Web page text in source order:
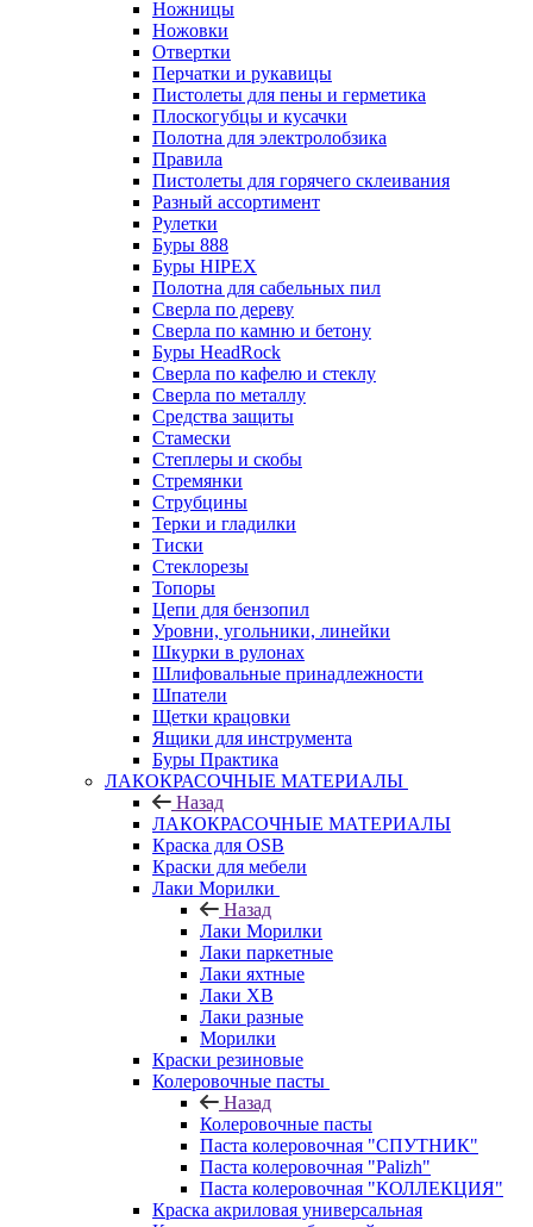
Ножницы
Ножовки
Отвертки
Перчатки и рукавицы
Пистолеты для пены и герметика
Плоскогубцы и кусачки
Полотна для электролобзика
Правила
Пистолеты для горячего склеивания
Разный ассортимент
Рулетки
Буры 888
Буры HIPEX
Полотна для сабельных пил
Сверла по дереву
Сверла по камню и бетону
Буры HeadRock
Сверла по кафелю и стеклу
Сверла по металлу
Средства защиты
Стамески
Степлеры и скобы
Стремянки
Струбцины
Терки и гладилки
Тиски
Стеклорезы
Топоры
Цепи для бензопил
Уровни, угольники, линейки
Шкурки в рулонах
Шлифовальные принадлежности
Шпатели
Щетки крацовки
Ящики для инструмента
Буры Практика
ЛАКОКРАСОЧНЫЕ МАТЕРИАЛЫ
Назад
ЛАКОКРАСОЧНЫЕ МАТЕРИАЛЫ
Краска для OSB
Краски для мебели
Лаки Морилки
Назад
Лаки Морилки
Лаки паркетные
Лаки яхтные
Лаки ХВ
Лаки разные
Морилки
Краски резиновые
Колеровочные пасты
Назад
Колеровочные пасты
Паста колеровочная "СПУТНИК"
Паста колеровочная "Palizh"
Паста колеровочная "КОЛЛЕКЦИЯ"
Краска акриловая универсальная